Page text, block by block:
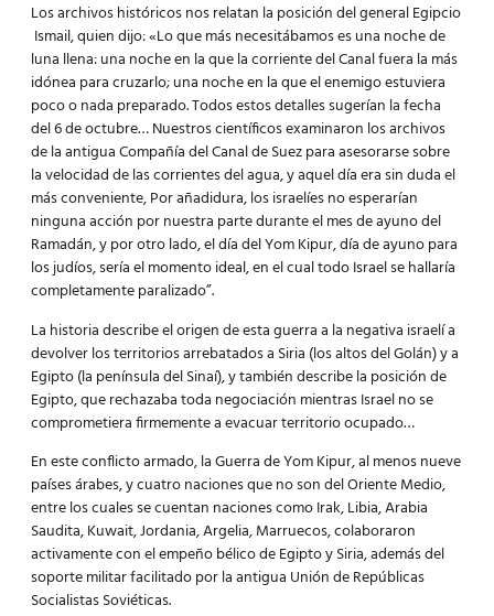
Los archivos históricos nos relatan la posición del general Egipcio
Ismail, quien dijo: «Lo que más necesitábamos es una noche de
luna llena: una noche en la que la corriente del Canal fuera la más
idónea para cruzarlo; una noche en la que el enemigo estuviera
poco o nada preparado. Todos estos detalles sugerían la fecha
del 6 de octubre… Nuestros científicos examinaron los archivos
de la antigua Compañía del Canal de Suez para asesorarse sobre
la velocidad de las corrientes del agua, y aquel día era sin duda el
más conveniente, Por añadidura, los israelíes no esperarían
ninguna acción por nuestra parte durante el mes de ayuno del
Ramadán, y por otro lado, el día del Yom Kipur, día de ayuno para
los judíos, sería el momento ideal, en el cual todo Israel se hallaría
completamente paralizado”.
La historia describe el origen de esta guerra a la negativa israelí a
devolver los territorios arrebatados a Siria (los altos del Golán) y a
Egipto (la península del Sinaí), y también describe la posición de
Egipto, que rechazaba toda negociación mientras Israel no se
comprometiera firmemente a evacuar territorio ocupado…
En este conflicto armado, la Guerra de Yom Kipur, al menos nueve
países árabes, y cuatro naciones que no son del Oriente Medio,
entre los cuales se cuentan naciones como Irak, Libia, Arabia
Saudita, Kuwait, Jordania, Argelia, Marruecos, colaboraron
activamente con el empeño bélico de Egipto y Siria, además del
soporte militar facilitado por la antigua Unión de Repúblicas
Socialistas Soviéticas.